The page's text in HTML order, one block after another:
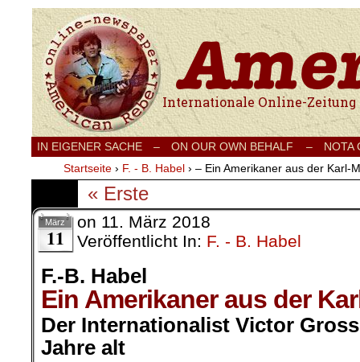
Internationale Onlinezeitung für Frieden,
IN EIGENER SACHE – ON OUR OWN BEHALF –
NOTA
Startseite › F. - B. Habel › – Ein Amerikaner aus der Karl-
« Erste
März
11
on 11. März 2018
Veröffentlicht In: F. - B. Habel
F.-B. Habel
Ein Amerikaner aus der
Der Internationalist Victor
Jahre alt